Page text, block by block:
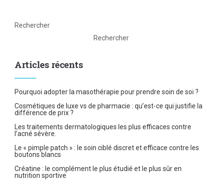
Rechercher
Rechercher
Articles récents
Pourquoi adopter la masothérapie pour prendre soin de soi ?
Cosmétiques de luxe vs de pharmacie : qu’est-ce qui justifie la
différence de prix ?
Les traitements dermatologiques les plus efficaces contre
l’acné sévère.
Le « pimple patch » : le soin ciblé discret et efficace contre les
boutons blancs
Créatine : le complément le plus étudié et le plus sûr en
nutrition sportive